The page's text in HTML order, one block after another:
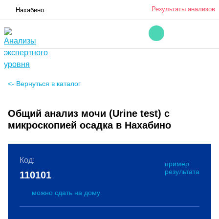
Нахабино Результаты анализов
<- Вернуться в каталог
Общий анализ мочи (Urine test) с
микроскопией осадка в Нахабино
Код:
пример
результата
110101
можно сдать на дому